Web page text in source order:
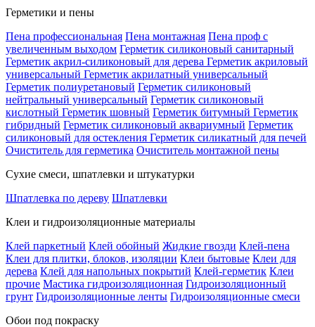
Герметики и пены
Пена профессиональная Пена монтажная Пена проф с
увеличенным выходом Герметик силиконовый санитарный
Герметик акрил-силиконовый для дерева Герметик акриловый
универсальный Герметик акрилатный универсальный
Герметик полиуретановый Герметик силиконовый
нейтральный универсальный Герметик силиконовый
кислотный Герметик шовный Герметик битумный Герметик
гибридный Герметик силиконовый аквариумный Герметик
силиконовый для остекления Герметик силикатный для печей
Очиститель для герметика Очиститель монтажной пены
Сухие смеси, шпатлевки и штукатурки
Шпатлевка по дереву Шпатлевки
Клеи и гидроизоляционные материалы
Клей паркетный Клей обойный Жидкие гвозди Клей-пена
Клеи для плитки, блоков, изоляции Клеи бытовые Клеи для
дерева Клей для напольных покрытий Клей-герметик Клеи
прочие Мастика гидроизоляционная Гидроизоляционный
грунт Гидроизоляционные ленты Гидроизоляционные смеси
Обои под покраску